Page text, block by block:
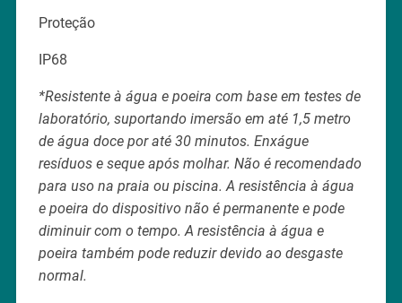
Proteção
IP68
*Resistente à água e poeira com base em testes de
laboratório, suportando imersão em até 1,5 metro
de água doce por até 30 minutos. Enxágue
resíduos e seque após molhar. Não é recomendado
para uso na praia ou piscina. A resistência à água
e poeira do dispositivo não é permanente e pode
diminuir com o tempo. A resistência à água e
poeira também pode reduzir devido ao desgaste
normal.